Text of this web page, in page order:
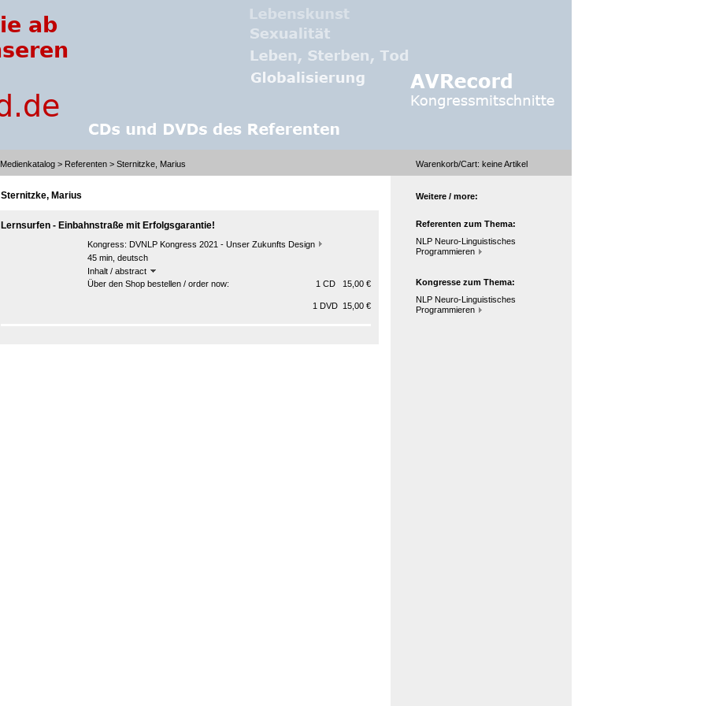
Medienkatalog > Referenten > Sternitzke, Marius Warenkorb/Cart: keineArtikel
Sternitzke, Marius
Lernsurfen - Einbahnstraße mit Erfolgsgarantie!
Kongress: DVNLP Kongress 2021 - Unser Zukunfts Design
45 min, deutsch
Inhalt / abstract
Über den Shop bestellen / order now:
1 CD 15,00 €
1 DVD 15,00 €
Weitere / more:
Referenten zum Thema:
NLP Neuro-Linguistisches
Programmieren
Kongresse zum Thema:
NLP Neuro-Linguistisches
Programmieren